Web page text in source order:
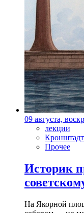
09 августа,
лекции
Кронштадт
Прочее
Историк
На Якорной